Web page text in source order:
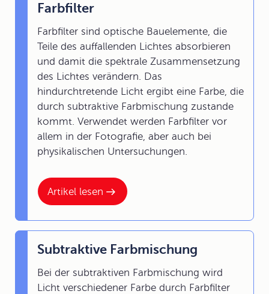
Artikel lesen
Farbfilter
Farbfilter sind optische Bauelemente, die
Teile des auffallenden Lichtes absorbieren
und damit die spektrale Zusammensetzung
des Lichtes verändern. Das
hindurchtretende Licht ergibt eine Farbe, die
durch subtraktive Farbmischung zustande
kommt. Verwendet werden Farbfilter vor
allem in der Fotografie, aber auch bei
physikalischen Untersuchungen.
Subtraktive Farbmischung
Bei der subtraktiven Farbmischung wird
Licht verschiedener Farbe durch Farbfilter